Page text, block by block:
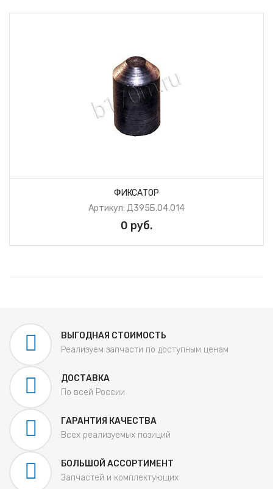
ФИКСАТОР
Артикул: Д395Б.04.014
0 руб.
ВЫГОДНАЯ СТОИМОСТЬ
Реализуем запчасти по доступным ценам
ДОСТАВКА
По всей России
ГАРАНТИЯ КАЧЕСТВА
Всех реализуемых позиций
БОЛЬШОЙ АССОРТИМЕНТ
Запчастей и комплектующих